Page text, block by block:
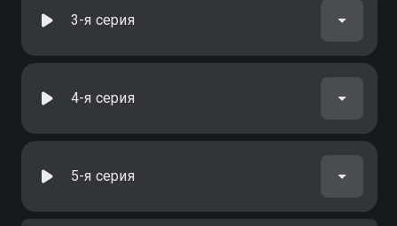
3-я серия
4-я серия
5-я серия